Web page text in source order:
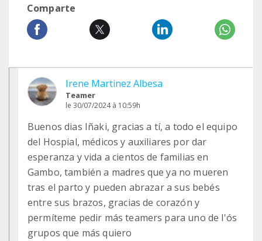
Comparte
Irene Martinez Albesa
Teamer
le 30/07/2024 à 10:59h
Buenos dias Iñaki, gracias a tí, a todo el equipo
del Hospial, médicos y auxiliares por dar
esperanza y vida a cientos de familias en
Gambo, también a madres que ya no mueren
tras el parto y pueden abrazar a sus bebés
entre sus brazos, gracias de corazón y
permíteme pedir más teamers para uno de l'ós
grupos que más quiero